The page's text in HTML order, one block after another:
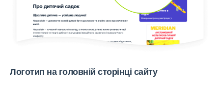
Логотип на головній сторінці сайту